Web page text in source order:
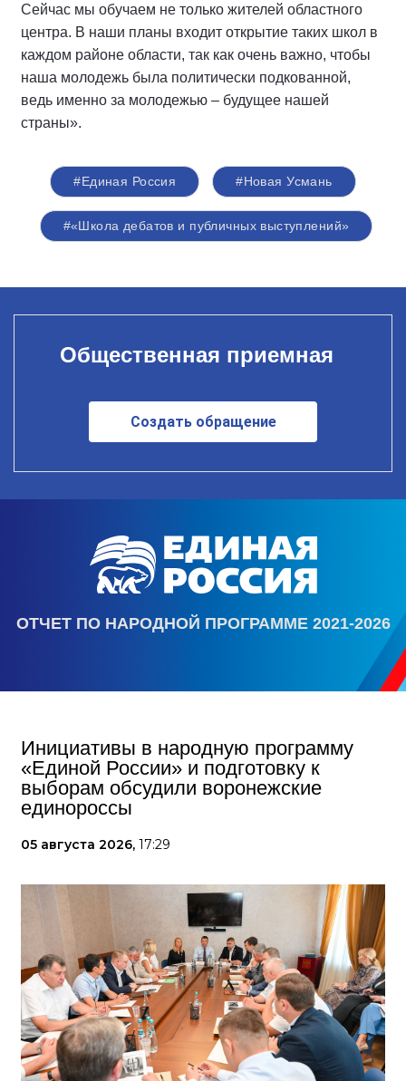
Сейчас мы обучаем не только жителей областного
центра. В наши планы входит открытие таких школ в
каждом районе области, так как очень важно, чтобы
наша молодежь была политически подкованной,
ведь именно за молодежью – будущее нашей
страны».
#Единая Россия #Новая Усмань
#«Школа дебатов и публичных выступлений»
Общественная приемная
Создать обращение
ОТЧЕТ ПО НАРОДНОЙ ПРОГРАММЕ 2021-2026
Инициативы в народную программу
«Единой России» и подготовку к
выборам обсудили воронежские
единороссы
05 августа 2026, 17:29